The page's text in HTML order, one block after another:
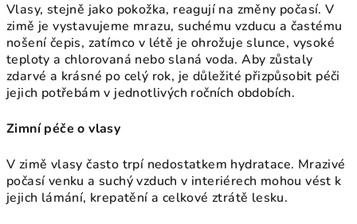
Vlasy, stejně jako pokožka, reagují na změny počasí. V
zimě je vystavujeme mrazu, suchému vzducu a častému
nošení čepis, zatímco v létě je ohrožuje slunce, vysoké
teploty a chlorovaná nebo slaná voda. Aby zůstaly
zdarvé a krásné po celý rok, je důležité přizpůsobit péči
jejich potřebám v jednotlivých ročních obdobích.
Zimní péče o vlasy
V zimě vlasy často trpí nedostatkem hydratace. Mrazivé
počasí venku a suchý vzduch v interiérech mohou vést k
jejich lámání, krepatění a celkové ztrátě lesku.